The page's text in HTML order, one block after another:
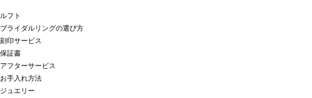
ルフト
ブライダルリングの選び方
刻印サービス
保証書
アフターサービス
お手入れ方法
ジュエリー